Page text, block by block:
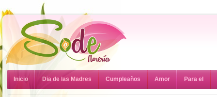
Inicio Dia de las Madres Cumpleaños Amor Para el